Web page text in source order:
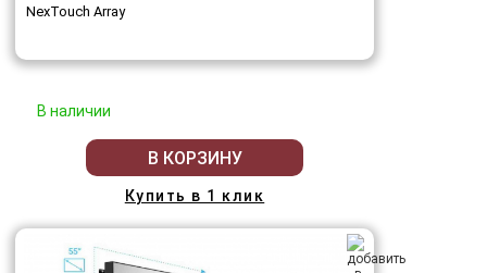
NexTouch Array
В наличии
В КОРЗИНУ
Купить в 1 клик